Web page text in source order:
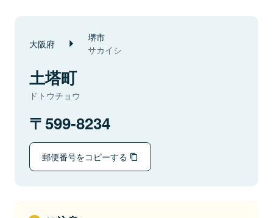
大阪府 堺市
サカイシ
土塔町
ドトウチョウ
599-8234
郵便番号をコピーする